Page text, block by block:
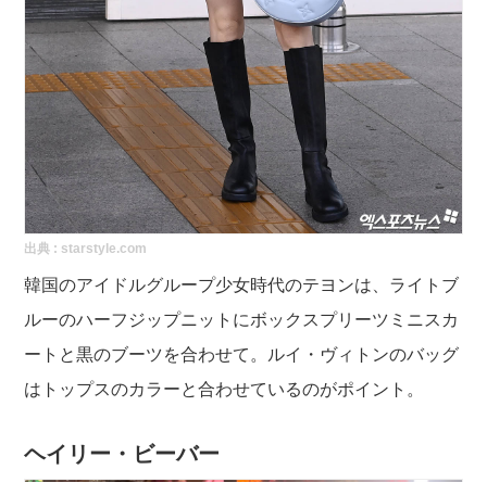
出典 : starstyle.com
韓国のアイドルグループ少女時代のテヨンは、ライトブ
ルーのハーフジップニットにボックスプリーツミニスカ
ートと黒のブーツを合わせて。ルイ・ヴィトンのバッグ
はトップスのカラーと合わせているのがポイント。
ヘイリー・ビーバー